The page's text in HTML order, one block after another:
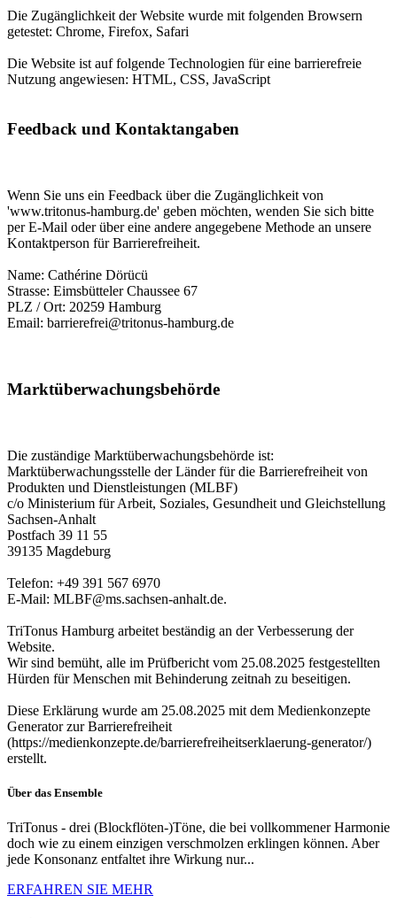
Die Zugänglichkeit der Website wurde mit folgenden Browsern
getestet: Chrome, Firefox, Safari
Die Website ist auf folgende Technologien für eine barrierefreie
Nutzung angewiesen: HTML, CSS, JavaScript
Feedback und Kontaktangaben
Wenn Sie uns ein Feedback über die Zugänglichkeit von
'www.tritonus-hamburg.de' geben möchten, wenden Sie sich bitte
per E-Mail oder über eine andere angegebene Methode an unsere
Kontaktperson für Barrierefreiheit.
Name: Cathérine Dörücü
Strasse: Eimsbütteler Chaussee 67
PLZ / Ort: 20259 Hamburg
Email: barrierefrei@tritonus-hamburg.de
Marktüberwachungsbehörde
Die zuständige Marktüberwachungsbehörde ist:
Marktüberwachungsstelle der Länder für die Barrierefreiheit von
Produkten und Dienstleistungen (MLBF)
c/o Ministerium für Arbeit, Soziales, Gesundheit und Gleichstellung
Sachsen-Anhalt
Postfach 39 11 55
39135 Magdeburg
Telefon: +49 391 567 6970
E-​Mail: MLBF@ms.sachsen-​anhalt.de.
TriTonus Hamburg arbeitet beständig an der Verbesserung der
Website.
Wir sind bemüht, alle im Prüfbericht vom 25.08.2025 festgestellten
Hürden für Menschen mit Behinderung zeitnah zu beseitigen.
Diese Erklärung wurde am 25.08.2025 mit dem Medienkonzepte
Generator zur Barrierefreiheit
(https://medienkonzepte.de/barrierefreiheitserklaerung-generator/)
erstellt.
Über das Ensemble
TriTonus - drei (Blockflöten-)Töne, die bei vollkommener Harmonie
doch wie zu einem einzigen verschmolzen erklingen können. Aber
jede Konsonanz entfaltet ihre Wirkung nur...
ERFAHREN SIE MEHR